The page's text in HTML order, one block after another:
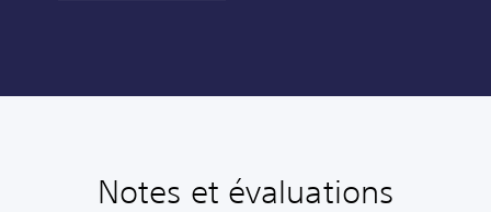
Notes et évaluations